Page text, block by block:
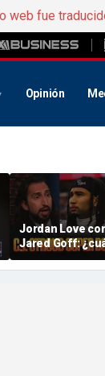
web fue
Opinión
Jordan Love
Jared Goff:
presión tienen
Stroud y los «